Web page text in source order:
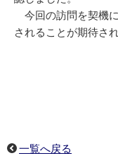
今回の訪問を契機
されることが期待され
一覧へ戻る